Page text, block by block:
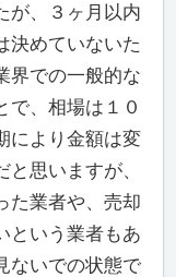
が、３ヶ月以内
決めていないた
界での一般的な
で、相場は１０
により金額は変
思いますが、
た業者や、売却
という業者もあ
ないでの状態で